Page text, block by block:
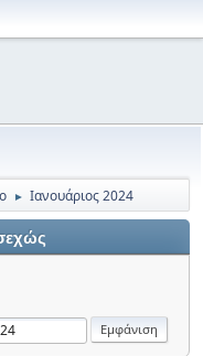
► Ιανουάριος 2024